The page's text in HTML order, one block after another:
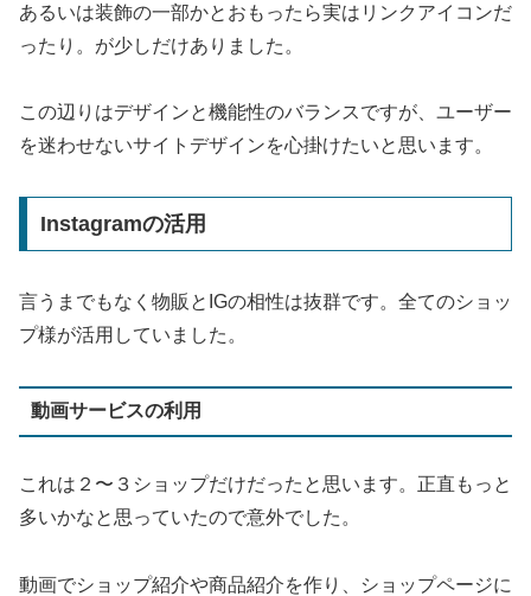
あるいは装飾の一部かとおもったら実はリンクアイコンだ
ったり。が少しだけありました。
この辺りはデザインと機能性のバランスですが、ユーザー
を迷わせないサイトデザインを心掛けたいと思います。
Instagramの活用
言うまでもなく物販とIGの相性は抜群です。全てのショッ
プ様が活用していました。
動画サービスの利用
これは２〜３ショップだけだったと思います。正直もっと
多いかなと思っていたので意外でした。
動画でショップ紹介や商品紹介を作り、ショップページに